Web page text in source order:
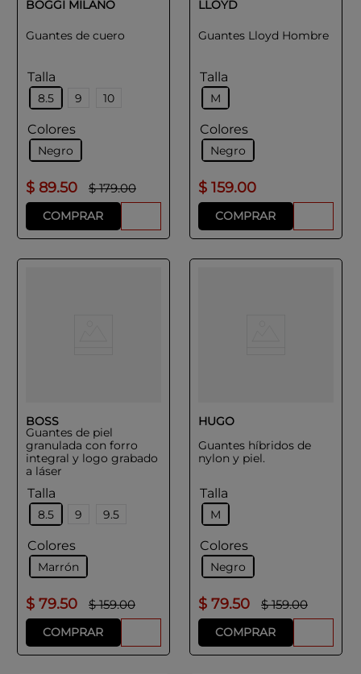
BOGGI MILANO
Guantes de cuero
Colores
Negro
Talla
8.5 9 10
$ 89.50 $ 179.00
COMPRAR
LLOYD
Guantes Lloyd Hombre
Colores
Negro
Talla
M
$ 159.00
COMPRAR
BOSS
Guantes de piel
granulada con forro
integral y logo grabado
a láser
Colores
Marrón
Talla
8.5 9 9.5
$ 79.50 $ 159.00
COMPRAR
HUGO
Guantes híbridos de
nylon y piel.
Colores
Negro
Talla
M
$ 79.50 $ 159.00
COMPRAR